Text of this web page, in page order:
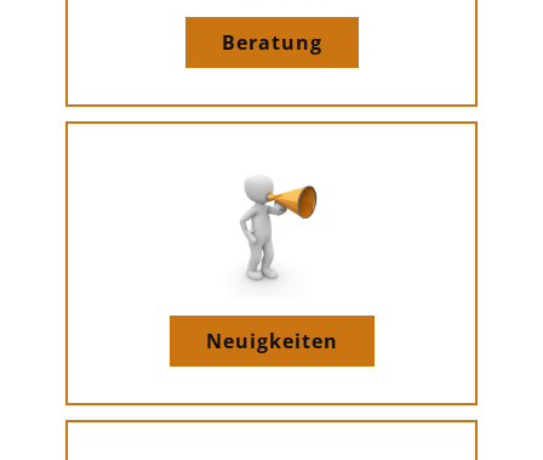
Beratung
Neuigkeiten